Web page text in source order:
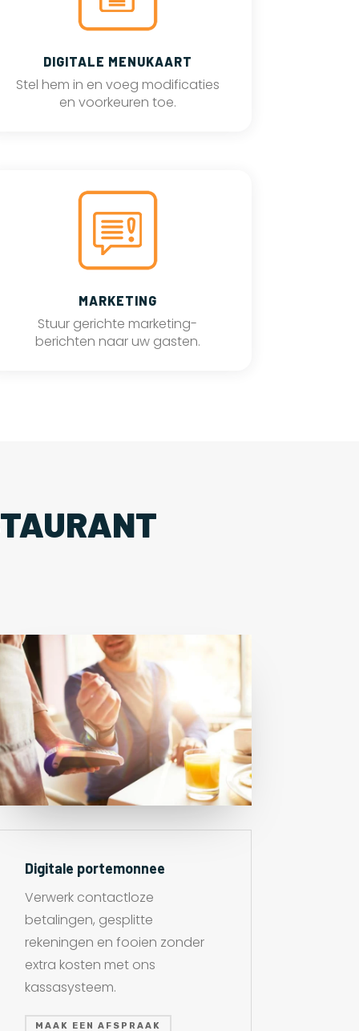
DIGITALE MENUKAART
Stel hem in en voeg modificaties
en voorkeuren toe.
MARKETING
Stuur gerichte marketing-
berichten naar uw gasten.
Digitale portemonnee
Verwerk contactloze
betalingen, gesplitte
rekeningen en fooien zonder
extra kosten met ons
kassasysteem.
MAAK EEN AFSPRAAK